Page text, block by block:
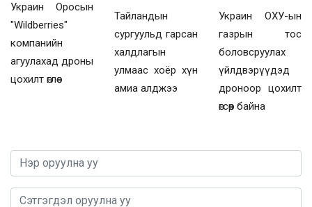
Украин Оросын
"Wildberries"
компанийн
агуулахад дроны
цохилт өглөө
Тайландын
сургуульд гарсан
халдлагын
улмаас хоёр хүн
амиа алджээ
Украин ОХУ-ын
газрын тос
боловсруулах
үйлдвэрүүдэд
дроноор цохилт
өгсөөр байна